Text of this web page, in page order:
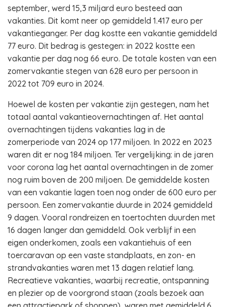
september, werd 15,3 miljard euro besteed aan
vakanties. Dit komt neer op gemiddeld 1.417 euro per
vakantieganger. Per dag kostte een vakantie gemiddeld
77 euro. Dit bedrag is gestegen: in 2022 kostte een
vakantie per dag nog 66 euro. De totale kosten van een
zomervakantie stegen van 628 euro per persoon in
2022 tot 709 euro in 2024.
Hoewel de kosten per vakantie zijn gestegen, nam het
totaal aantal vakantieovernachtingen af. Het aantal
overnachtingen tijdens vakanties lag in de
zomerperiode van 2024 op 177 miljoen. In 2022 en 2023
waren dit er nog 184 miljoen. Ter vergelijking: in de jaren
voor corona lag het aantal overnachtingen in de zomer
nog ruim boven de 200 miljoen. De gemiddelde kosten
van een vakantie lagen toen nog onder de 600 euro per
persoon. Een zomervakantie duurde in 2024 gemiddeld
9 dagen. Vooral rondreizen en toertochten duurden met
16 dagen langer dan gemiddeld. Ook verblijf in een
eigen onderkomen, zoals een vakantiehuis of een
toercaravan op een vaste standplaats, en zon- en
strandvakanties waren met 13 dagen relatief lang.
Recreatieve vakanties, waarbij recreatie, ontspanning
en plezier op de voorgrond staan (zoals bezoek aan